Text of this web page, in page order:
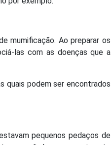
mumificação. Ao preparar os
las com as doenças que a
quais podem ser encontrados
pequenos pedaços de